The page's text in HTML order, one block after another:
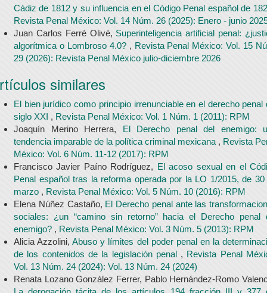
Cádiz de 1812 y su influencia en el Código Penal español de
Revista Penal México: Vol. 14 Núm. 26 (2025): Enero - junio
Juan Carlos Ferré Olivé, Superinteligencia artificial penal:
algorítmica o Lombroso 4.0? , Revista Penal México: Vol. 15
29 (2026): Revista Penal México julio-diciembre 2026
similares
El bien jurídico como principio irrenunciable en el derecho penal
siglo XXI , Revista Penal México: Vol. 1 Núm. 1 (2011): RPM
Joaquín Merino Herrera, El Derecho penal del enemigo:
tendencia imparable de la política criminal mexicana , Revista
México: Vol. 6 Núm. 11-12 (2017): RPM
Francisco Javier Paíno Rodríguez, El acoso sexual en el
Penal español tras la reforma operada por la LO 1/2015, de 30
marzo , Revista Penal México: Vol. 5 Núm. 10 (2016): RPM
Elena Núñez Castaño, El Derecho penal ante las
sociales: ¿un “camino sin retorno” hacia el Derecho penal
enemigo? , Revista Penal México: Vol. 3 Núm. 5 (2013): RPM
Alicia Azzolini,Abuso y límites del poder penal en la
de los contenidos de la legislación penal , Revista Penal
Vol. 13 Núm. 24 (2024): Vol. 13 Núm. 24 (2024)
Renata Lozano González Ferrer, Pablo Hernández-Romo